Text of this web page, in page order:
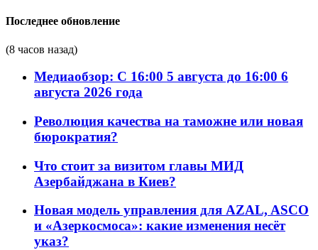
Последнее обновление
(8 часов назад)
Медиаобзор: С 16:00 5 августа до 16:00 6
августа 2026 года
Революция качества на таможне или новая
бюрократия?
Что стоит за визитом главы МИД
Азербайджана в Киев?
Новая модель управления для AZAL, ASCO
и «Азеркосмоса»: какие изменения несёт
указ?